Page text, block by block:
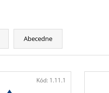
Abecedne
Kód: 1.11.1